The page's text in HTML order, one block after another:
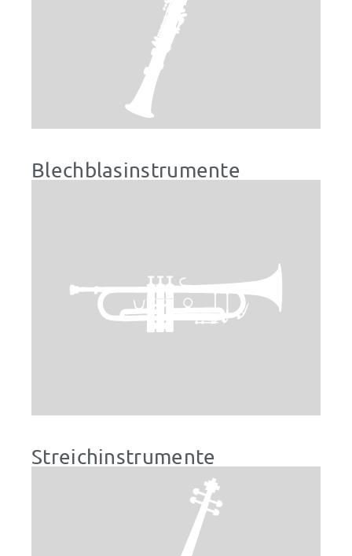
Blechblasinstrumente
Streichinstrumente